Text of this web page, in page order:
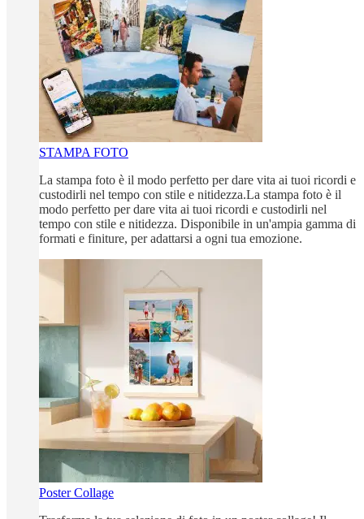
STAMPA FOTO
La stampa foto è il modo perfetto per dare vita ai tuoi ricordi e
custodirli nel tempo con stile e nitidezza.La stampa foto è il
modo perfetto per dare vita ai tuoi ricordi e custodirli nel
tempo con stile e nitidezza. Disponibile in un'ampia gamma di
formati e finiture, per adattarsi a ogni tua emozione.
Poster Collage